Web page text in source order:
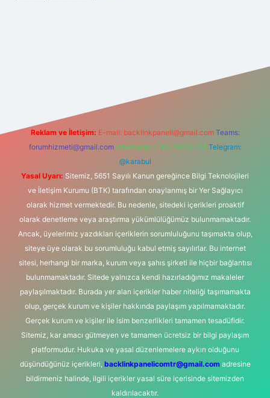
Reklam ve İletişim: E-mail: backlinkpaneli@gmail.com Teams:
forumhizmeti@gmail.com Whatsapp: 0262 606 0 726 Telegram:
@karabul
Yasal Uyarı: Sitemiz, 5651 Sayılı Kanun gereğince Bilgi Teknolojileri
ve İletişim Kurumu (BTK) tarafından onaylanmış bir Yer Sağlayıcı
olarak hizmet vermektedir. Bu nedenle, sitedeki içerikleri proaktif
olarak denetleme veya araştırma yükümlülüğümüz bulunmamaktadır.
Ancak, üyelerimiz yazdıkları içeriklerin sorumluluğunu taşımakta olup,
siteye üye olarak bu sorumluluğu kabul etmiş sayılırlar. Bu internet
sitesi, herhangi bir marka, kurum veya şahıs şirketi ile hiçbir bağlantısı
bulunmamaktadır. Sitede yalnızca kendi hazırladığımız makaleler
paylaşılmaktadır. Burada yer alan içerikler haber niteliği taşımamakta
olup, gerçek kurum ve kişiler hakkında paylaşım yapılmamaktadır.
Gerçek kurum ve kişiler ile isim benzerlikleri tamamen tesadüfidir.
Sitemiz, kar amacı gütmeyen ve tamamen ücretsiz bir bilgi paylaşım
platformudur. Hukuka ve yasal düzenlemelere aykırı olduğunu
düşündüğünüz içerikleri, backlinkpanelicomtr@gmail.comadresine
bildirmeniz halinde, ilgili içerikler yasal süre içerisinde sitemizden
kaldırılacaktır.